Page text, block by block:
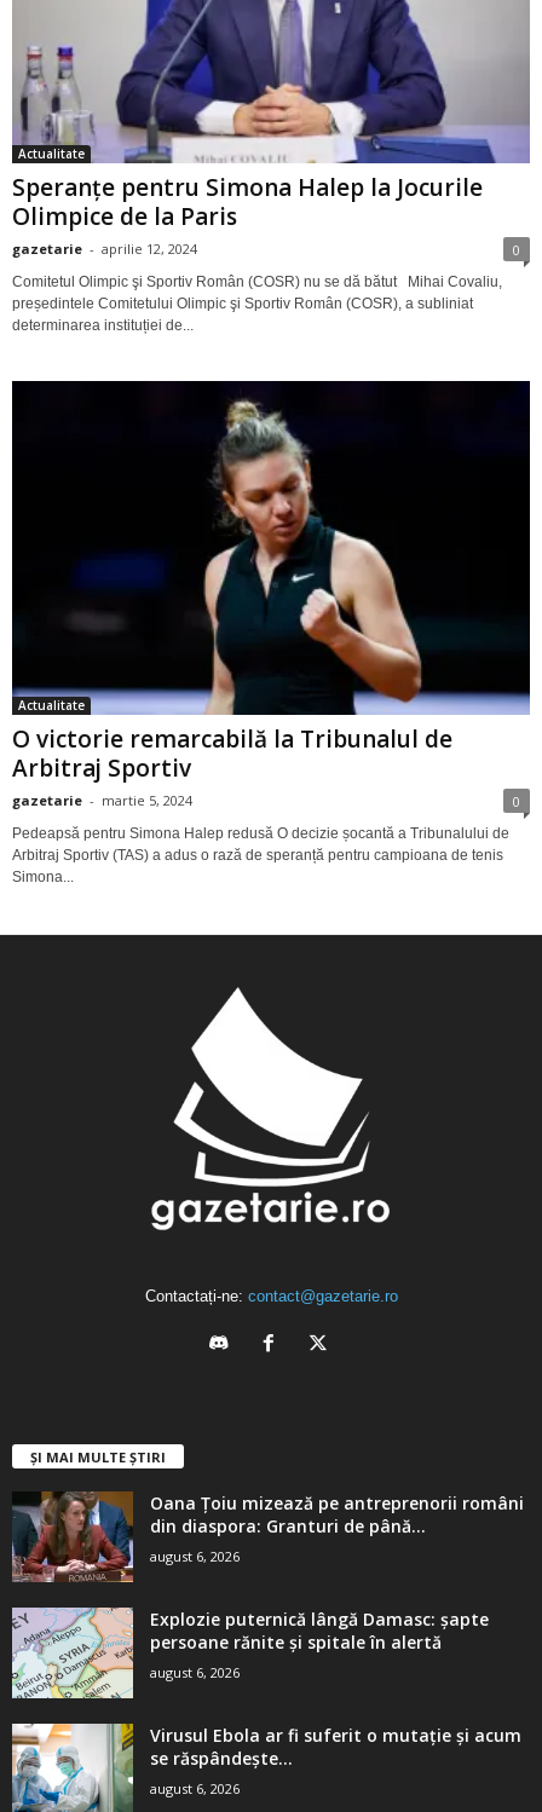
Actualitate
Speranțe pentru Simona Halep la Jocurile
Olimpice de la Paris
gazetarie - aprilie 12, 2024 0
Comitetul Olimpic şi Sportiv Român (COSR) nu se dă bătut Mihai Covaliu,
președintele Comitetului Olimpic şi Sportiv Român (COSR), a subliniat
determinarea instituției de...
Actualitate
O victorie remarcabilă la Tribunalul de
Arbitraj Sportiv
gazetarie - martie 5, 2024 0
Pedeapsă pentru Simona Halep redusă O decizie șocantă a Tribunalului de
Arbitraj Sportiv (TAS) a adus o rază de speranță pentru campioana de tenis
Simona...
Contactați-ne: contact@gazetarie.ro
ȘI MAI MULTE ȘTIRI
Oana Țoiu mizează pe antreprenorii români
din diaspora: Granturi de până...
august 6, 2026
Explozie puternică lângă Damasc: șapte
persoane rănite și spitale în alertă
august 6, 2026
Virusul Ebola ar fi suferit o mutație și acum
se răspândește...
august 6, 2026